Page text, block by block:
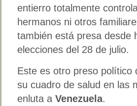
entierro totalmente
hermanos ni otros
también está presa desde
elecciones del 28 de julio.
Este es otro preso político
su cuadro de salud en las
enluta a Venezuela.